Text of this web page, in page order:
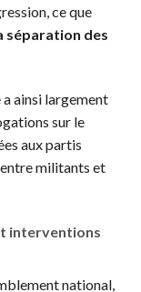
ce que
séparation des
a ainsi largement
sur le
aux partis
militants et
interventions
national,